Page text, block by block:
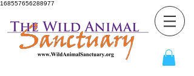
168557656288977